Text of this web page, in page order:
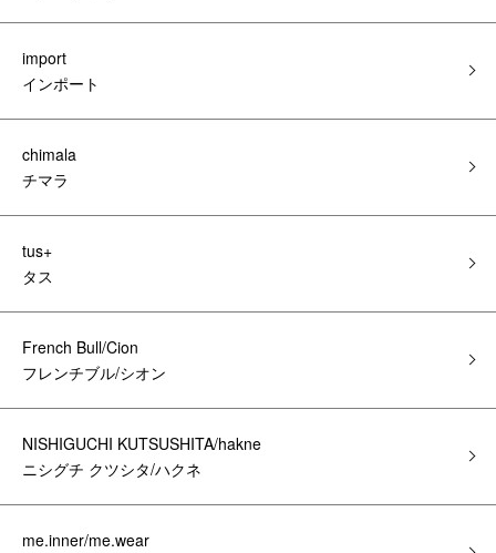
import
インポート
chimala
チマラ
tus+
タス
French Bull/Cion
フレンチブル/シオン
NISHIGUCHI KUTSUSHITA/hakne
ニシグチ クツシタ/ハクネ
me.inner/me.wear